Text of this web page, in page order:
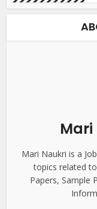
Mari Naukri is a
topics related
Papers, Sample